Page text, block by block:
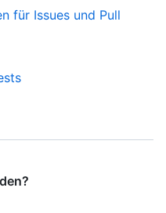
für Issues und Pull